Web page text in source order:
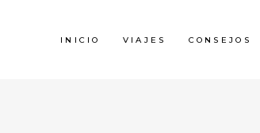
INICIO VIAJES CONSEJOS